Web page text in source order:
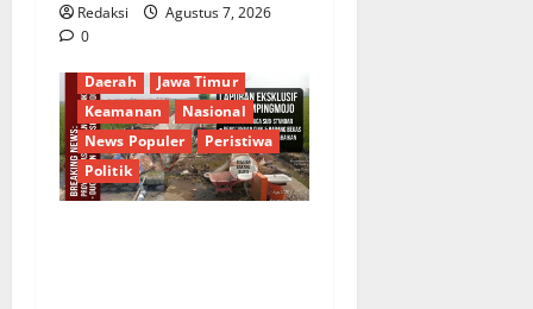
Redaksi
Agustus 7, 2026
0
Daerah
Jawa Timur
Keamanan
Nasional
News Populer
Peristiwa
Politik